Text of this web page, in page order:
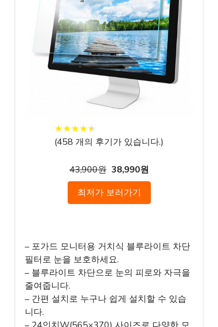
★★★★★
★★★★★
(458 개의 후기가 있습니다.)
43,900원 38,990원
최저가 보러가기
– 포가드 모니터용 거치식 블루라이트 차단
필터로 눈을 보호하세요.
– 블루라이트 차단으로 눈의 피로와 자극을
줄여줍니다.
– 간편 설치로 누구나 쉽게 설치할 수 있습
니다.